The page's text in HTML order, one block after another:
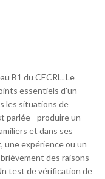
B1 du CECRL. Le
essentiels d'un
les situations de
parlée - produire un
et dans ses
une expérience ou un
des raisons
test de vérification de